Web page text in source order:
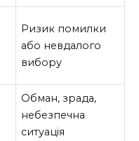
Ризик помилки
або невдалого
вибору
Обман, зрада,
небезпечна
ситуація